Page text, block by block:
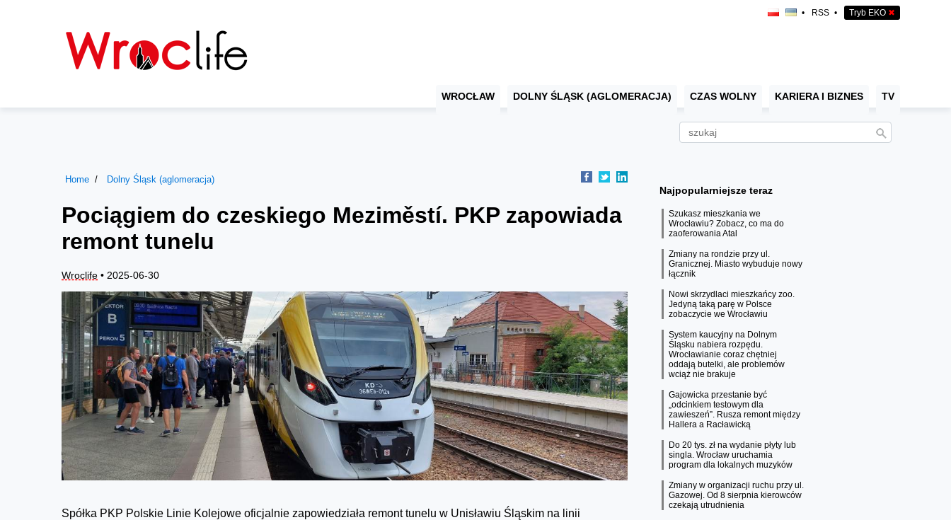
• RSS • Tryb EKO ✖
WROCŁAW DOLNY ŚLĄSK (AGLOMERACJA) CZAS WOLNY KARIERA I BIZNES TV
Home Dolny Śląsk (aglomeracja)
Pociągiem do czeskiego Meziměstí. PKP zapowiada
remont tunelu
Wroclife • 2025-06-30
Spółka PKP Polskie Linie Kolejowe oficjalnie zapowiedziała remont tunelu w Unisławiu Śląskim na linii
Najpopularniejsze teraz
Szukasz mieszkania we
Wrocławiu? Zobacz, co ma do
zaoferowania Atal
Zmiany na rondzie przy ul.
Granicznej. Miasto wybuduje nowy
łącznik
Nowi skrzydlaci mieszkańcy zoo.
Jedyną taką parę w Polsce
zobaczycie we Wrocławiu
System kaucyjny na Dolnym
Śląsku nabiera rozpędu.
Wrocławianie coraz chętniej
oddają butelki, ale problemów
wciąż nie brakuje
Gajowicka przestanie być
„odcinkiem testowym dla
zawieszeń”. Rusza remont między
Hallera a Racławicką
Do 20 tys. zł na wydanie płyty lub
singla. Wrocław uruchamia
program dla lokalnych muzyków
Zmiany w organizacji ruchu przy ul.
Gazowej. Od 8 sierpnia kierowców
czekają utrudnienia